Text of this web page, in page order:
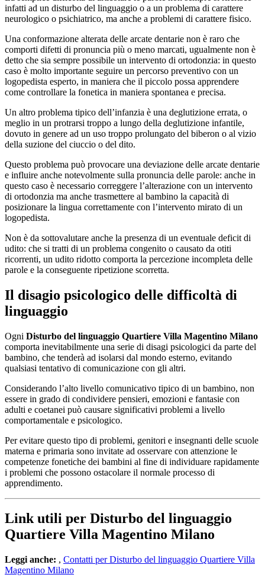
infatti ad un disturbo del linguaggio o a un problema di carattere
neurologico o psichiatrico, ma anche a problemi di carattere fisico.
Una conformazione alterata delle arcate dentarie non è raro che
comporti difetti di pronuncia più o meno marcati, ugualmente non è
detto che sia sempre possibile un intervento di ortodonzia: in questo
caso è molto importante seguire un percorso preventivo con un
logopedista esperto, in maniera che il piccolo possa apprendere
come controllare la fonetica in maniera spontanea e precisa.
Un altro problema tipico dell’infanzia è una deglutizione errata, o
meglio in un protrarsi troppo a lungo della deglutizione infantile,
dovuto in genere ad un uso troppo prolungato del biberon o al vizio
della suzione del ciuccio o del dito.
Questo problema può provocare una deviazione delle arcate dentarie
e influire anche notevolmente sulla pronuncia delle parole: anche in
questo caso è necessario correggere l’alterazione con un intervento
di ortodonzia ma anche trasmettere al bambino la capacità di
posizionare la lingua correttamente con l’intervento mirato di un
logopedista.
Non è da sottovalutare anche la presenza di un eventuale deficit di
udito: che si tratti di un problema congenito o causato da otiti
ricorrenti, un udito ridotto comporta la percezione incompleta delle
parole e la conseguente ripetizione scorretta.
Il disagio psicologico delle difficoltà di
linguaggio
Ogni Disturbo del linguaggio Quartiere Villa Magentino Milano
comporta inevitabilmente una serie di disagi psicologici da parte del
bambino, che tenderà ad isolarsi dal mondo esterno, evitando
qualsiasi tentativo di comunicazione con gli altri.
Considerando l’alto livello comunicativo tipico di un bambino, non
essere in grado di condividere pensieri, emozioni e fantasie con
adulti e coetanei può causare significativi problemi a livello
comportamentale e psicologico.
Per evitare questo tipo di problemi, genitori e insegnanti delle scuole
materna e primaria sono invitate ad osservare con attenzione le
competenze fonetiche dei bambini al fine di individuare rapidamente
i problemi che possono ostacolare il normale processo di
apprendimento.
Link utili per Disturbo del linguaggio
Quartiere Villa Magentino Milano
Leggi anche: , Contatti per Disturbo del linguaggio Quartiere Villa
Magentino Milano